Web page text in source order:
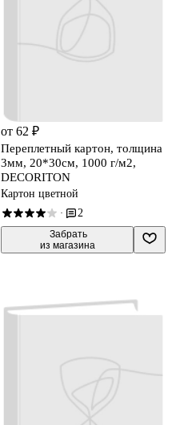
от 62 ₽
Переплетный картон, толщина
3мм, 20*30см, 1000 г/м2,
DECORITON
Картон цветной
· 2
Забрать
из магазина